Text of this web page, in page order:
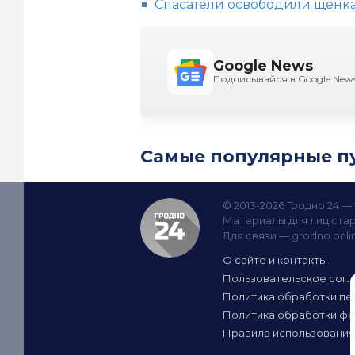
Спасатели освободили
Google News
Подписывайся в Google
Самые популярные
© 2013-2026 Гродно 24
Материалы для лиц
Для связи —
О сайте и контакты
Пользовательское
Политика обработки
Политика обработки
Правила